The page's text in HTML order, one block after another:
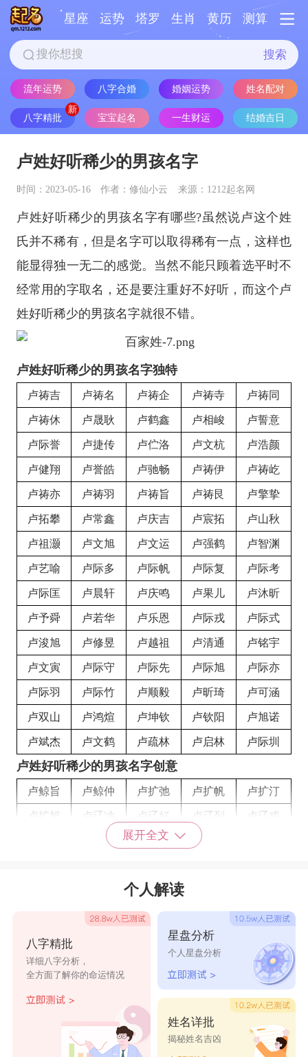
星座 运势 塔罗 生肖 黄历 测算
搜索
流年运势 八字合婚 婚姻运势 姓名配对
八字精批 宝宝起名 一生财运 结婚吉日
卢姓好听稀少的男孩名字
时间：2023-05-16 作者：修仙小云 来源：1212起名网
卢姓好听稀少的男孩名字有哪些?虽然说卢这个姓
氏并不稀有，但是名字可以取得稀有一点，这样也
能显得独一无二的感觉。当然不能只顾着选平时不
经常用的字取名，还是要注重好不好听，而这个卢
姓好听稀少的男孩名字就很不错。
卢姓好听稀少的男孩名字独特
卢祷吉 卢祷名 卢祷企 卢祷寺 卢祷同
卢祷休 卢晟耿 卢鹤鑫 卢相峻 卢誓意
卢际誉 卢捷传 卢伫洛 卢文杭 卢浩颜
卢健翔 卢誉皓 卢驰畅 卢祷伊 卢祷屹
卢祷亦 卢祷羽 卢祷旨 卢祷艮 卢擎挚
卢拓攀 卢常鑫 卢庆吉 卢宸拓 卢山秋
卢祖灏 卢文旭 卢文运 卢强鹤 卢智渊
卢艺喻 卢际多 卢际帆 卢际复 卢际考
卢际匡 卢晨轩 卢庆鸣 卢果儿 卢沐昕
卢予舜 卢若华 卢乐恩 卢际戎 卢际式
卢浚旭 卢修昱 卢越祖 卢清通 卢铭宇
卢文寅 卢际守 卢际先 卢际旭 卢际亦
卢际羽 卢际竹 卢顺毅 卢昕琦 卢可涵
卢双山 卢鸿煊 卢坤钦 卢钦阳 卢旭诺
卢斌杰 卢文鹤 卢疏林 卢启林 卢际圳
卢姓好听稀少的男孩名字创意
卢鲸旨 卢鲸仲 卢扩弛 卢扩帆 卢扩汀
卢扩旭 卢辽冲 卢辽好 卢辽列 卢辽戎
卢辽西 卢辽旭 卢辽伊
卢鎏匡
卢鎏曳 卢鎏宇 卢鎏至 卢鎏仲
卢鎏舟 卢馏光 卢馏伍 卢馏旭
卢馏伊 卢馏有 卢馏圳
卢乐凡 卢思远 卢骏楠
卢攀光 卢攀名 卢攀同
卢攀延 卢攀屹 卢攀旨 卢羽尔
展开全文
个人解读
八字精批
详细八字分析，
全方面了解你的命运情况
星盘分析
个人星盘分析
姓名详批
揭秘姓名吉凶